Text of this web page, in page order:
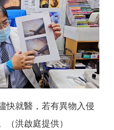
快就醫，若有異物入侵
（洪啟庭提供）